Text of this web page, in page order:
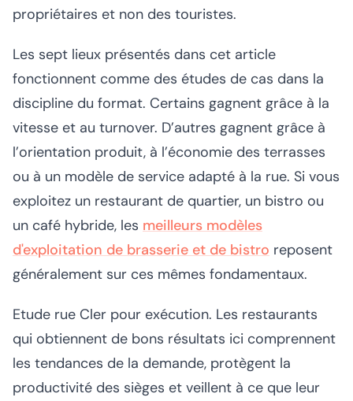
propriétaires et non des touristes.
Les sept lieux présentés dans cet article
fonctionnent comme des études de cas dans la
discipline du format. Certains gagnent grâce à la
vitesse et au turnover. D’autres gagnent grâce à
l’orientation produit, à l’économie des terrasses
ou à un modèle de service adapté à la rue. Si vous
exploitez un restaurant de quartier, un bistro ou
un café hybride, les meilleurs modèles
d'exploitation de brasserie et de bistro reposent
généralement sur ces mêmes fondamentaux.
Etude rue Cler pour exécution. Les restaurants
qui obtiennent de bons résultats ici comprennent
les tendances de la demande, protègent la
productivité des sièges et veillent à ce que leur